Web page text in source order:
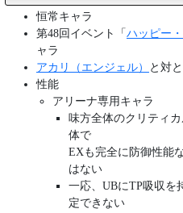
恒常キャラ
第48回イベント「 ハッピー
ャラ
アカリ（エンジェル）
と対
性能
アリーナ専用キャラ
味方全体のクリティ
体で
EXも完全に防御性能
はない
一応、UBにTP吸収を
定できない